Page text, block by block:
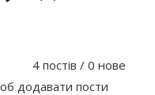
4 постів / 0 нове
додавати пости